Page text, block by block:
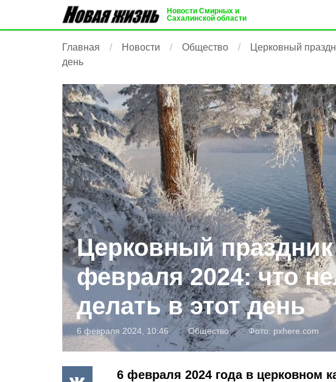
Новости Смирных и
Сахалинской области
Главная Новости Общество
Церковный
день
Церковный
февраля 2024: что
делать в этот день
6 февраля 2024, 10:46 Общество Фото: pxhere.com
6 февраля 2024 года в церковном